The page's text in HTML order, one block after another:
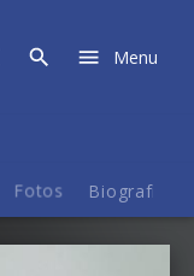
Menu
Fotos Biografie